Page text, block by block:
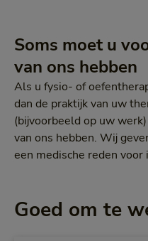
Soms moet u
van ons hebben
Als u fysio- of
dan de praktijk van uw
(bijvoorbeeld op uw
van ons hebben. Wij
een medische reden voor
Goed om te